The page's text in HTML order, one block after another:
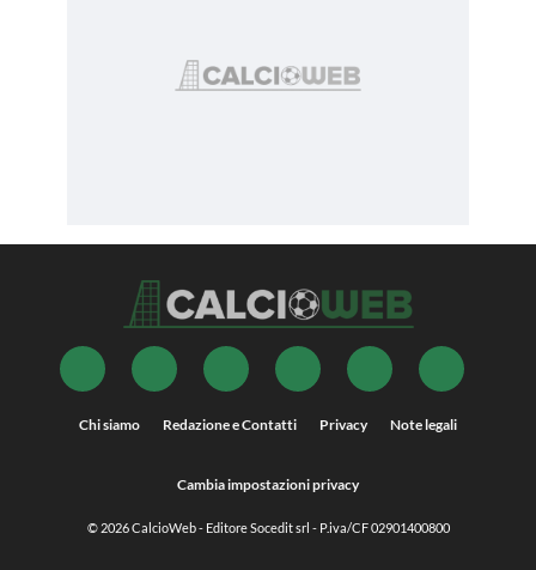
Chi siamo Redazione e Contatti Privacy Note legali
Cambia impostazioni privacy
© 2026CalcioWeb- Editore Socedit srl - P.iva/CF 02901400800